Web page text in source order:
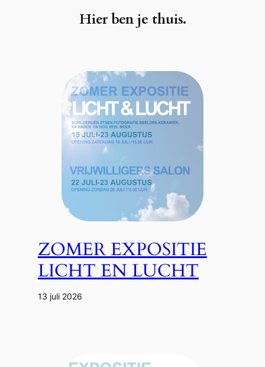
Hier ben je thuis.
ZOMER EXPOSITIE
LICHT EN LUCHT
13 juli 2026